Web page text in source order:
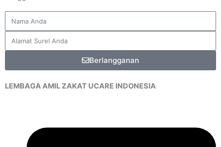
Berlangganan
LEMBAGA AMIL ZAKAT UCARE INDONESIA